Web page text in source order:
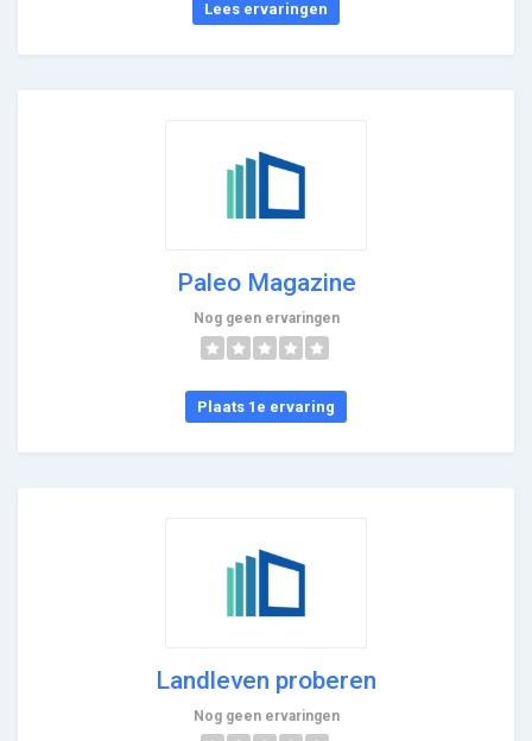
Lees ervaringen
Paleo Magazine
Nog geen ervaringen
Plaats 1e ervaring
Landleven proberen
Nog geen ervaringen